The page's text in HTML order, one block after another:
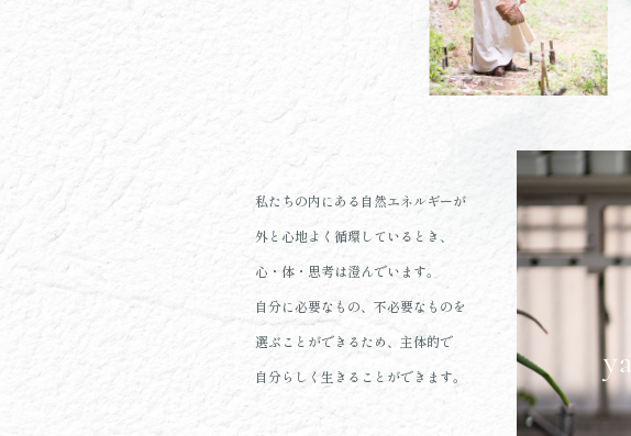
私たちの内にある自然エネルギーが
外と心地よく循環しているとき、
心・体・思考は澄んでいます。
自分に必要なもの、不必要なものを
選ぶことができるため、主体的で
自分らしく生きることができます。